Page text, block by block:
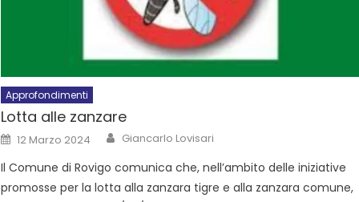
Approfondimenti
Lotta alle zanzare
12 Marzo 2024 Giancarlo Lovisari
Il Comune di Rovigo comunica che, nell’ambito delle iniziative
promosse per la lotta alla zanzara tigre e alla zanzara comune,